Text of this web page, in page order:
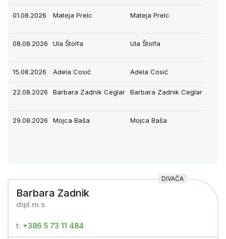
01.08.2026 Mateja Prelc Mateja Prelc
08.08.2026 Ula Štolfa Ula Štolfa
15.08.2026 Adela Cosić Adela Cosić
22.08.2026 Barbara Zadnik Ceglar Barbara Zadnik Ceglar
29.08.2026 Mojca Baša Mojca Baša
DIVAČA
Barbara Zadnik
dipl.m.s
t: +386 5 73 11 484